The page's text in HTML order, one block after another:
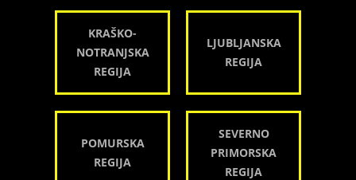
KRAŠKO-
NOTRANJSKA
REGIJA
LJUBLJANSKA
REGIJA
POMURSKA
REGIJA
SEVERNO
PRIMORSKA
REGIJA